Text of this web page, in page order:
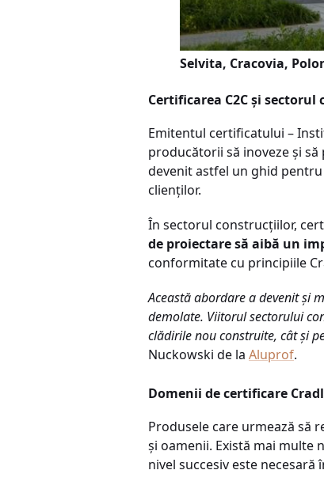
Selvita, Cracovia,
Certificarea C2C și
Emitentul certificatului –
producătorii să inoveze și
devenit astfel un ghid
clienților.
În sectorul construcțiilor,
de proiectare să aibă un
conformitate cu principiile
Această abordare a devenit și
demolate. Viitorul sectorului
clădirile nou construite, cât și
Nuckowski de la Aluprof.
Domenii de certificare
Produsele care urmează să
și oamenii. Există mai multe
nivel succesiv este